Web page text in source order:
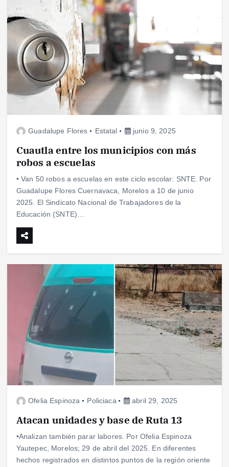
Guadalupe Flores Estatal junio 9, 2025
Cuautla entre los municipios con más
robos a escuelas
• Van 50 robos a escuelas en este ciclo escolar: SNTE. Por
Guadalupe Flores Cuernavaca, Morelos a 10 de junio
2025. El Sindicato Nacional de Trabajadores de la
Educación (SNTE)…
Ofelia Espinoza Policiaca abril 29, 2025
Atacan unidades y base de Ruta 13
•Analizan también parar labores. Por Ofelia Espinoza
Yautepec, Morelos; 29 de abril del 2025. En diferentes
hechos registrados en distintos puntos de la región oriente